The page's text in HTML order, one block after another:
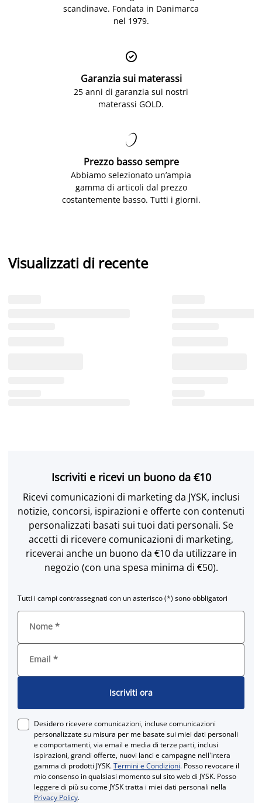
scandinave. Fondata in Danimarca
nel 1979.

Garanzia sui materassi
25 anni di garanzia sui nostri
materassi GOLD.

Prezzo basso sempre
Abbiamo selezionato un’ampia
gamma di articoli dal prezzo
costantemente basso. Tutti i giorni.
Visualizzati di recente
Iscriviti e ricevi un buono da €10
Ricevi comunicazioni di marketing da JYSK, inclusi
notizie, concorsi, ispirazioni e offerte con contenuti
personalizzati basati sui tuoi dati personali. Se
accetti di ricevere comunicazioni di marketing,
riceverai anche un buono da €10 da utilizzare in
negozio (con una spesa minima di €50).
Tutti i campi contrassegnati con un asterisco (*) sono obbligatori
Nome *
Email *
Iscriviti ora
Desidero ricevere comunicazioni, incluse comunicazioni
personalizzate su misura per me basate sui miei dati personali
e comportamenti, via email e media di terze parti, inclusi
ispirazioni, grandi offerte, nuovi lanci e campagne nell'intera
gamma di prodotti JYSK.Termini e Condizioni. Posso revocare il
mio consenso in qualsiasi momento sul sito web di JYSK. Posso
leggere di più su come JYSK tratta i miei dati personali nella
Privacy Policy.